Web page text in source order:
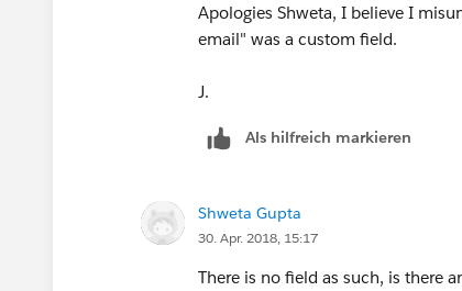
Apologies Shweta, I believe I
email" was a custom field.
J.
Als hilfreich markieren
Shweta Gupta
30. Apr. 2018, 15:17
There is no field as such, is there